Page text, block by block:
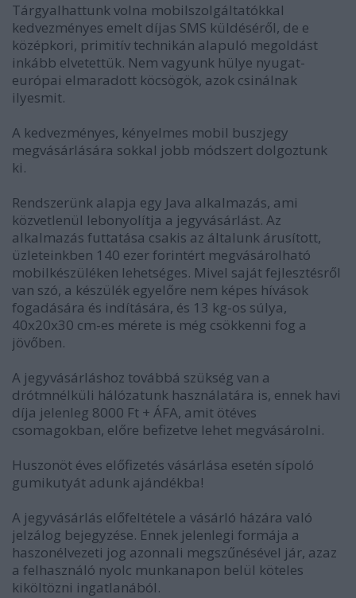
Tárgyalhattunk volna mobilszolgáltatókkal
kedvezményes emelt díjas SMS küldéséről, de e
középkori, primitív technikán alapuló megoldást
inkább elvetettük. Nem vagyunk hülye nyugat-
európai elmaradott köcsögök, azok csinálnak
ilyesmit.
A kedvezményes, kényelmes mobil buszjegy
megvásárlására sokkal jobb módszert dolgoztunk
ki.
Rendszerünk alapja egy Java alkalmazás, ami
közvetlenül lebonyolítja a jegyvásárlást. Az
alkalmazás futtatása csakis az általunk árusított,
üzleteinkben 140 ezer forintért megvásárolható
mobilkészüléken lehetséges. Mivel saját fejlesztésről
van szó, a készülék egyelőre nem képes hívások
fogadására és indítására, és 13 kg-os súlya,
40x20x30 cm-es mérete is még csökkenni fog a
jövőben.
A jegyvásárláshoz továbbá szükség van a
drótmnélküli hálózatunk használatára is, ennek havi
díja jelenleg 8000 Ft + ÁFA, amit ötéves
csomagokban, előre befizetve lehet megvásárolni.
Huszonöt éves előfizetés vásárlása esetén sípoló
gumikutyát adunk ajándékba!
A jegyvásárlás előfeltétele a vásárló házára való
jelzálog bejegyzése. Ennek jelenlegi formája a
haszonélvezeti jog azonnali megszűnésével jár, azaz
a felhasználó nyolc munkanapon belül köteles
kiköltözni ingatlanából.